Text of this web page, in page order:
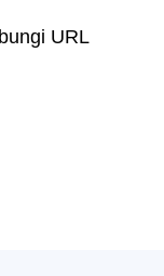
URL